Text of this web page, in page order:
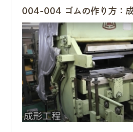
004-004 ゴムの作り方：